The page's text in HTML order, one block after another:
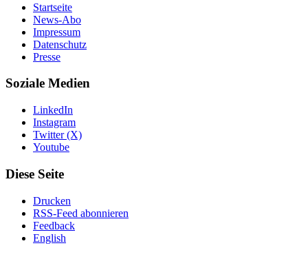
Startseite
News-Abo
Impressum
Datenschutz
Presse
Soziale Medien
LinkedIn
Instagram
Twitter (X)
Youtube
Diese Seite
Drucken
RSS-Feed abonnieren
Feedback
English